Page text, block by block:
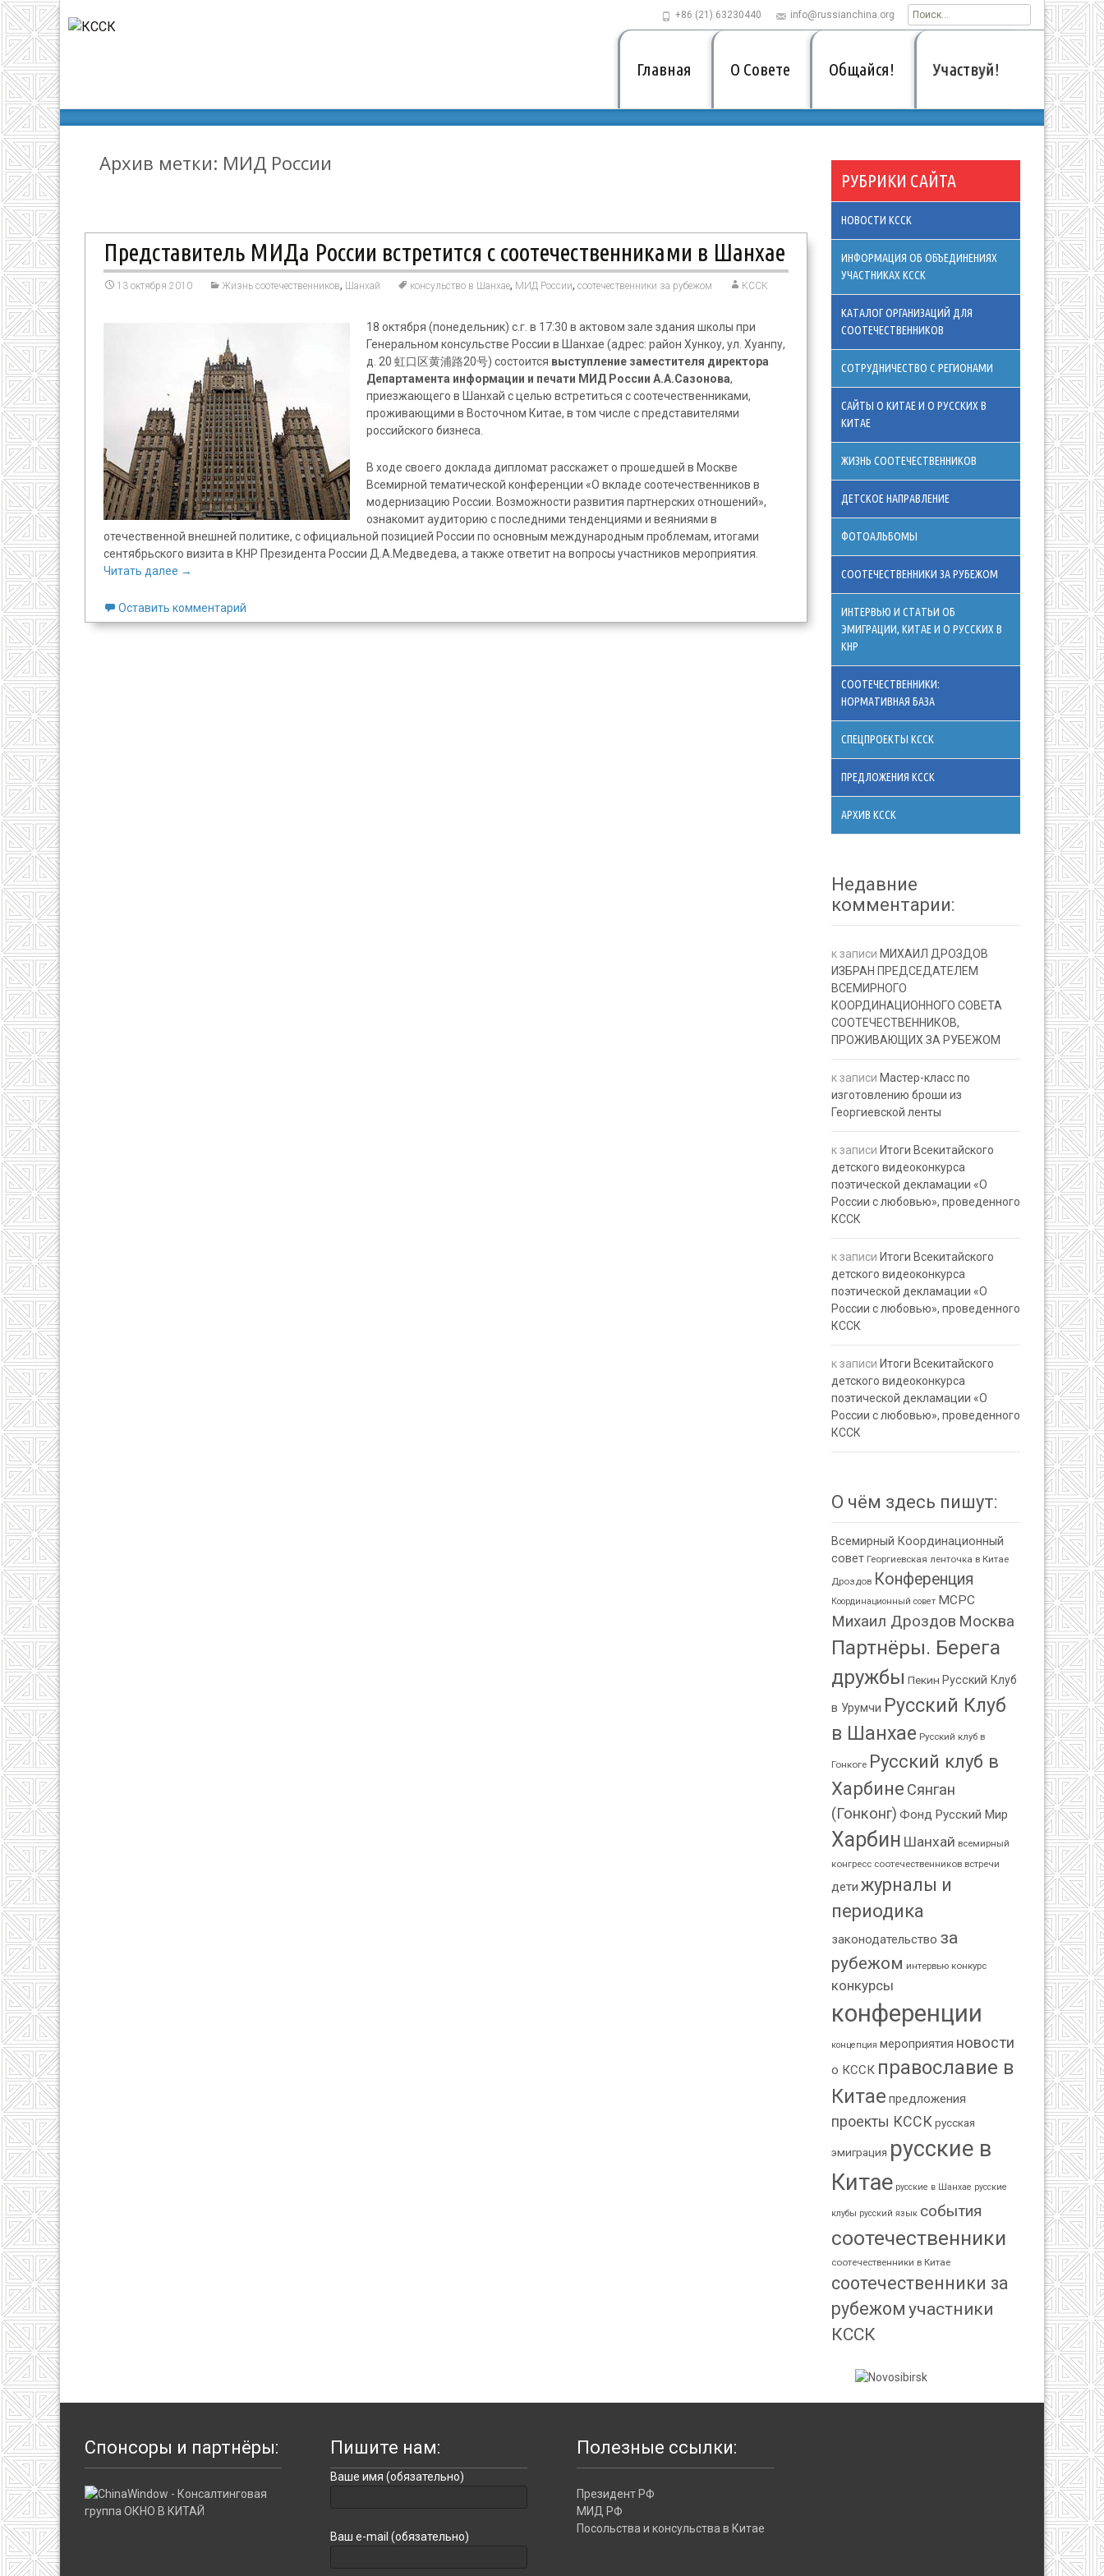
Найти:
info@russianchina.org
+86 (21) 63230440
Главная О Совете Общайся! Участвуй!
Архив метки: МИД России
Представитель МИДа России встретится с соотечественниками в Шанхае
13 октября 2010 Жизнь соотечественников, Шанхай консульство в Шанхае, МИД России, соотечественники за рубежом КССК
18 октября (понедельник) с.г. в 17:30 в актовом зале здания школы при
Генеральном консульстве России в Шанхае (адрес: район Хункоу, ул. Хуанпу,
д. 20 虹口区黄浦路20号) состоится выступление заместителя директора
Департамента информации и печати МИД России А.А.Сазонова,
приезжающего в Шанхай с целью встретиться с соотечественниками,
проживающими в Восточном Китае, в том числе с представителями
российского бизнеса.
В ходе своего доклада дипломат расскажет о прошедшей в Москве
Всемирной тематической конференции «О вкладе соотечественников в
модернизацию России. Возможности развития партнерских отношений»,
ознакомит аудиторию с последними тенденциями и веяниями в
отечественной внешней политике, с официальной позицией России по основным международным проблемам, итогами
сентябрьского визита в КНР Президента России Д.А.Медведева, а также ответит на вопросы участников мероприятия.
Читать далее →
Оставить комментарий
РУБРИКИ САЙТА
НОВОСТИ КССК
ИНФОРМАЦИЯ ОБ ОБЪЕДИНЕНИЯХ
УЧАСТНИКАХ КССК
КАТАЛОГ ОРГАНИЗАЦИЙ ДЛЯ
СООТЕЧЕСТВЕННИКОВ
СОТРУДНИЧЕСТВО С РЕГИОНАМИ
САЙТЫ О КИТАЕ И О РУССКИХ В
КИТАЕ
ЖИЗНЬ СООТЕЧЕСТВЕННИКОВ
ДЕТСКОЕ НАПРАВЛЕНИЕ
ФОТОАЛЬБОМЫ
СООТЕЧЕСТВЕННИКИ ЗА РУБЕЖОМ
ИНТЕРВЬЮ И СТАТЬИ ОБ
ЭМИГРАЦИИ, КИТАЕ И О РУССКИХ В
КНР
СООТЕЧЕСТВЕННИКИ:
НОРМАТИВНАЯ БАЗА
СПЕЦПРОЕКТЫ КССК
ПРЕДЛОЖЕНИЯ КССК
АРХИВ КССК
Недавние
комментарии:
к записи МИХАИЛ ДРОЗДОВ
ИЗБРАН ПРЕДСЕДАТЕЛЕМ
ВСЕМИРНОГО
КООРДИНАЦИОННОГО СОВЕТА
СООТЕЧЕСТВЕННИКОВ,
ПРОЖИВАЮЩИХ ЗА РУБЕЖОМ
к записи Мастер-класс по
изготовлению броши из
Георгиевской ленты
к записи Итоги Всекитайского
детского видеоконкурса
поэтической декламации «О
России с любовью», проведенного
КССК
к записи Итоги Всекитайского
детского видеоконкурса
поэтической декламации «О
России с любовью», проведенного
КССК
к записи Итоги Всекитайского
детского видеоконкурса
поэтической декламации «О
России с любовью», проведенного
КССК
О чём здесь пишут:
Всемирный Координационный
совет Георгиевская ленточка в Китае
Дроздов Конференция
Координационный совет МСРС
Михаил Дроздов Москва
Партнёры. Берега
дружбы Пекин Русский Клуб
в Урумчи Русский Клуб
в Шанхае Русский клуб в
Гонкоге Русский клуб в
Харбине Сянган
(Гонконг) Фонд Русский Мир
Харбин Шанхай всемирный
конгресс соотечественников встречи
дети журналы и
периодика
законодательство за
рубежом интервью конкурс
конкурсы
конференции
концепция мероприятия новости
о КССК православие в
Китае предложения
проекты КССК русская
эмиграция русские в
Китае русские в Шанхае русские
клубы русский язык события
соотечественники
соотечественники в Китае
соотечественники за
рубежом участники
КССК
Спонсоры и партнёры: Пишите нам:
Ваше имя (обязательно)
Ваш e-mail (обязательно)
Полезные ссылки:
Президент РФ
МИД РФ
Посольства и консульства в Китае